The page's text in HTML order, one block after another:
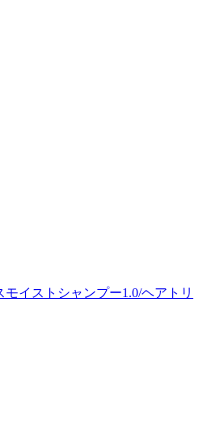
モイストシャンプー1.0/ヘアトリ